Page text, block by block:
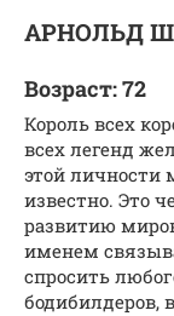
АРНОЛЬД
Возраст: 72
Король всех
всех легенд
этой личности
известно. Это
развитию
именем
спросить
бодибилдеров,